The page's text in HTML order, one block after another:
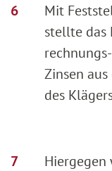
Mit
stellte das
Zinsen
des
Hiergegen